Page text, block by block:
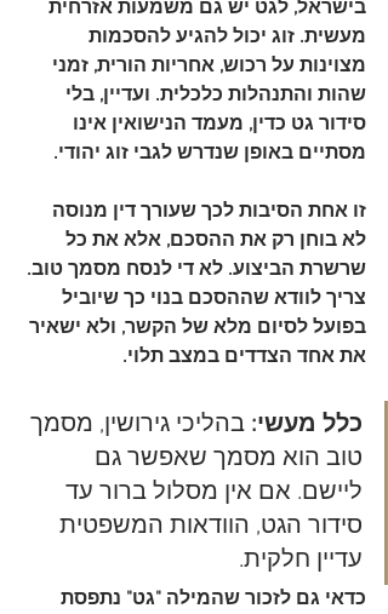
בישראל, לגט יש גם משמעות אזרחית
מעשית. זוג יכול להגיע להסכמות
מצוינות על רכוש, אחריות הורית, זמני
שהות והתנהלות כלכלית. ועדיין, בלי
סידור גט כדין, מעמד הנישואין אינו
מסתיים באופן שנדרש לגבי זוג יהודי.
זו אחת הסיבות לכך שעורך דין מנוסה
לא בוחן רק את ההסכם, אלא את כל
שרשרת הביצוע. לא די לנסח מסמך טוב.
צריך לוודא שההסכם בנוי כך שיוביל
בפועל לסיום מלא של הקשר, ולא ישאיר
את אחד הצדדים במצב תלוי.
כלל מעשי: בהליכי גירושין, מסמך
טוב הוא מסמך שאפשר גם
ליישם. אם אין מסלול ברור עד
סידור הגט, הוודאות המשפטית
עדיין חלקית.
כדאי גם לזכור שהמילה "גט" נתפסת